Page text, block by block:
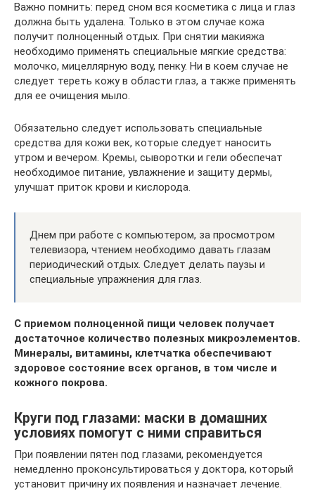
Важно помнить: перед сном вся косметика с лица и глаз
должна быть удалена. Только в этом случае кожа
получит полноценный отдых. При снятии макияжа
необходимо применять специальные мягкие средства:
молочко, мицеллярную воду, пенку. Ни в коем случае не
следует тереть кожу в области глаз, а также применять
для ее очищения мыло.
Обязательно следует использовать специальные
средства для кожи век, которые следует наносить
утром и вечером. Кремы, сыворотки и гели обеспечат
необходимое питание, увлажнение и защиту дермы,
улучшат приток крови и кислорода.
Днем при работе с компьютером, за просмотром
телевизора, чтением необходимо давать глазам
периодический отдых. Следует делать паузы и
специальные упражнения для глаз.
С приемом полноценной пищи человек получает
достаточное количество полезных микроэлементов.
Минералы, витамины, клетчатка обеспечивают
здоровое состояние всех органов, в том числе и
кожного покрова.
Круги под глазами: маски в домашних
условиях помогут с ними справиться
При появлении пятен под глазами, рекомендуется
немедленно проконсультироваться у доктора, который
установит причину их появления и назначает лечение.